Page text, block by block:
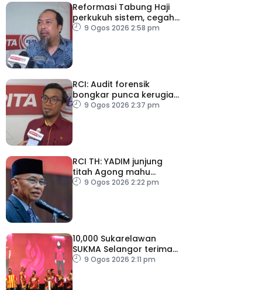
Reformasi Tabung Haji
perkukuh sistem, cegah
kesilapan berulang
9 Ogos 2026 2:58 pm
RCI: Audit forensik
bongkar punca kerugian,
kelemahan tadbir urus TH
9 Ogos 2026 2:37 pm
RCI TH: YADIM junjung
titah Agong mahu
siasatan tanpa
9 Ogos 2026 2:22 pm
10,000 Sukarelawan
SUKMA Selangor terima
elaun RM100 sehari
9 Ogos 2026 2:11 pm